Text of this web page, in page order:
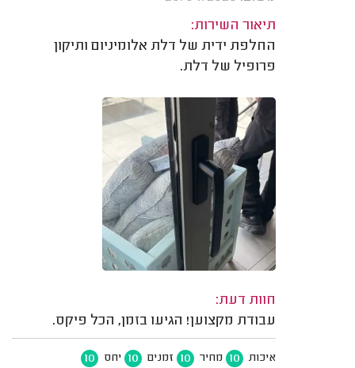
תיאור השירות:
החלפת ידית של דלת אלומיניום ותיקון
פרופיל של דלת.
חוות דעת:
עבודת מקצוען! הגיעו בזמן, הכל פיקס.
איכות 10 מחיר 10 זמנים 10 יחס 10